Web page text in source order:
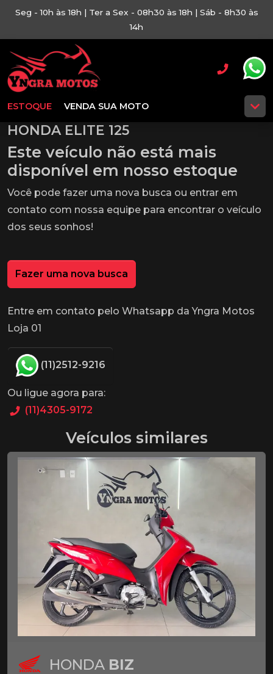
Seg - 10h às 18h | Ter a Sex - 08h30 às 18h | Sáb - 8h30 às
14h
ESTOQUE VENDA SUA MOTO
HONDA ELITE 125
Este veículo não está mais
disponível em nosso estoque
Você pode fazer uma nova busca ou entrar em
contato com nossa equipe para encontrar o veículo
dos seus sonhos!
Fazer uma nova busca
Entre em contato pelo Whatsapp da Yngra Motos
Loja 01
(11)2512-9216
Ou ligue agora para:
(11)4305-9172
Veículos similares
HONDA BIZ